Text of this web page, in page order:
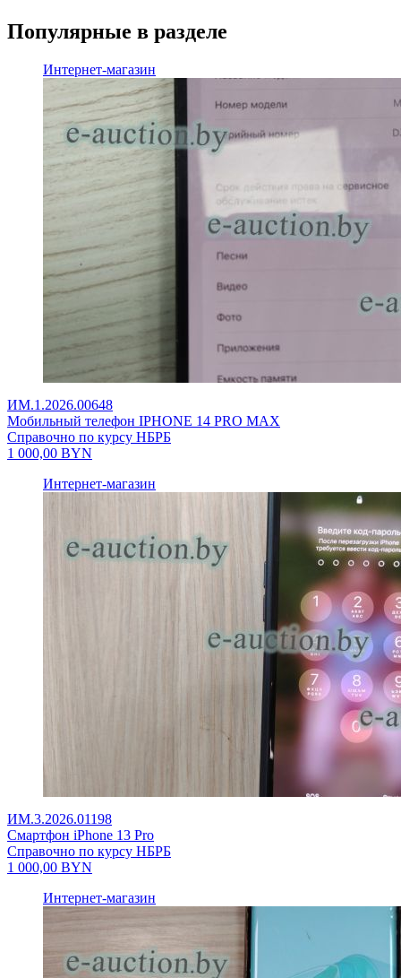
Популярные в разделе
Интернет-магазин
ИМ.1.2026.00648
Мобильный телефон IPHONE 14 PRO MAX
Справочно по курсу НБРБ
1 000,00 BYN
Интернет-магазин
ИМ.3.2026.01198
Смартфон iPhone 13 Pro
Справочно по курсу НБРБ
1 000,00 BYN
Интернет-магазин